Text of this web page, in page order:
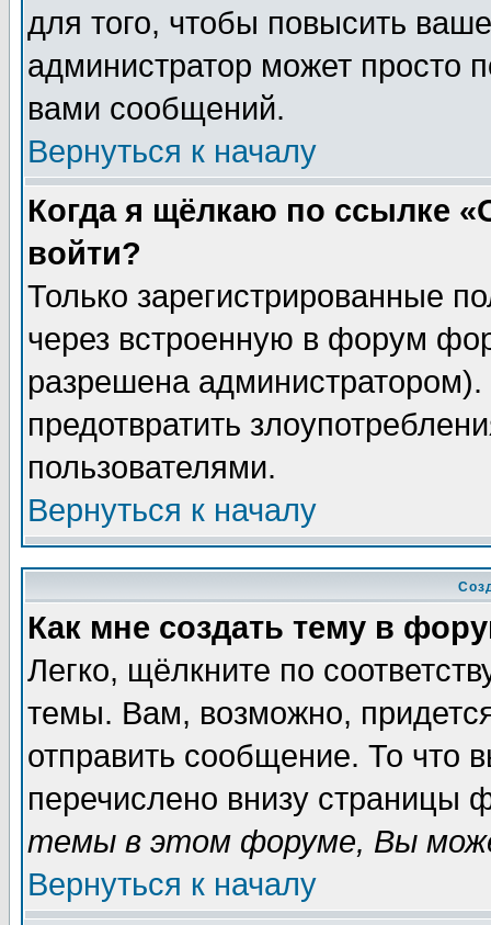
для того, чтобы повысить
администратор может просто
вами сообщений.
Вернуться к началу
Когда я щёлкаю по ссылке
войти?
Только зарегистрированные
через встроенную в форум
разрешена
предотвратить
пользователями.
Вернуться к началу
Как мне создать тему в
Легко, щёлкните по
темы. Вам, возможно,
отправить сообщение. То что
перечислено внизу страницы
темы в этом форуме, Вы
Вернуться к началу